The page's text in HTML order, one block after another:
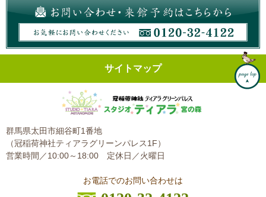
サイトマップ
群馬県太田市細谷町1番地
（冠稲荷神社ティアラグリーンパレス1F）
営業時間／10:00～18:00 定休日／火曜日
お電話でのお問い合わせは